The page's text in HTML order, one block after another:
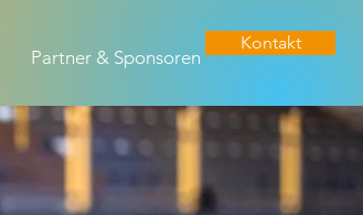
Partner & Sponsoren
Kontakt